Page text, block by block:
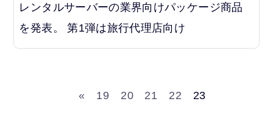
レンタルサーバーの業界向けパッケージ商品
を発表。 第1弾は旅行代理店向け
« 19 20 21 22 23